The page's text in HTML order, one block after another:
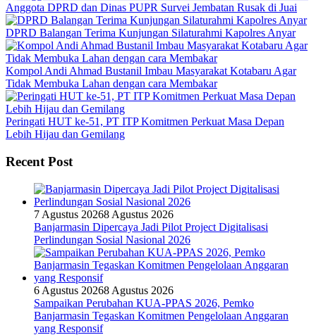
Anggota DPRD dan Dinas PUPR Survei Jembatan Rusak di Juai
DPRD Balangan Terima Kunjungan Silaturahmi Kapolres Anyar
Kompol Andi Ahmad Bustanil Imbau Masyarakat Kotabaru Agar
Tidak Membuka Lahan dengan cara Membakar
Peringati HUT ke-51, PT ITP Komitmen Perkuat Masa Depan
Lebih Hijau dan Gemilang
Recent Post
7 Agustus 20268 Agustus 2026
Banjarmasin Dipercaya Jadi Pilot Project Digitalisasi
Perlindungan Sosial Nasional 2026
6 Agustus 20268 Agustus 2026
Sampaikan Perubahan KUA-PPAS 2026, Pemko
Banjarmasin Tegaskan Komitmen Pengelolaan Anggaran
yang Responsif